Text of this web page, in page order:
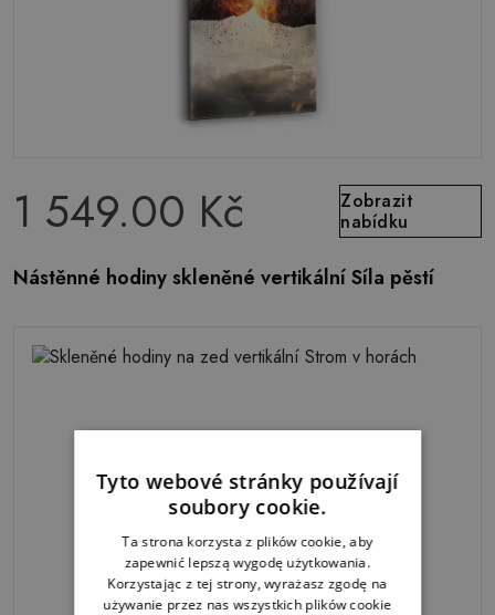
1 549.00 Kč
Zobrazit
nabídku
Nástěnné hodiny skleněné vertikální Síla pěstí
Tyto webové stránky používají
soubory cookie.
Ta strona korzysta z plików cookie, aby
zapewnić lepszą wygodę użytkowania.
Korzystając z tej strony, wyrażasz zgodę na
używanie przez nas wszystkich plików cookie